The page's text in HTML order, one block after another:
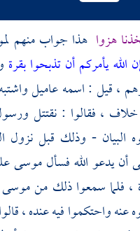
هزوا هذا جواب منهم
الله يأمركم أن تذبحوا بقرة
، قيل : اسمهعاميل
، فقالوا : نقتتل
البيان - وذلك قبل نزول
أن يدعو الله فسألموسى
، فلما سمعوا ذلك منموسى
واحتكموا فيه عنده ،